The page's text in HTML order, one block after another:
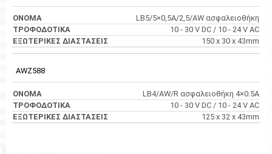
LB5/5×0,5A/2,5/AW ασφαλειοθήκη
10 - 30 V DC / 10 - 24 V AC
150 x 30 x 43mm
AWZ588
LB4/AW/R ασφαλειοθήκη 4×0.5A
10 - 30 V DC / 10 - 24 V AC
125 x 32 x 43mm